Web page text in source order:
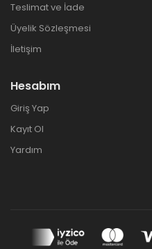
Teslimat ve İade
Üyelik Sözleşmesi
İletişim
Hesabım
Giriş Yap
Kayıt Ol
Yardım